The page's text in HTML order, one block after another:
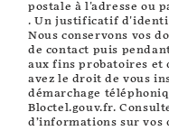
postale à l'adresse ou
. Un justificatif
Nous conservons vos
de contact puis
aux fins probatoires et
avez le droit de vous
démarchage
Bloctel.gouv.fr.
d’informations sur vos